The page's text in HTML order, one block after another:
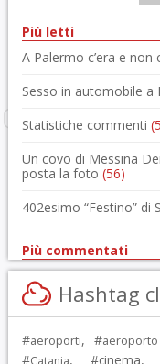
Più letti
A Palermo c’era e non
Sesso in automobile a
Statistiche commenti
Un covo di Messina
posta la foto (56)
402esimo “Festino” di
Più commentati
Hashtag
#aeroporti, #
#Catania, #cinema,